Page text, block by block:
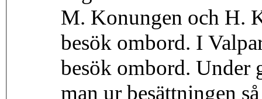
M. Konungen och H.
besök ombord. I
besök ombord. Under
man ur besättningen